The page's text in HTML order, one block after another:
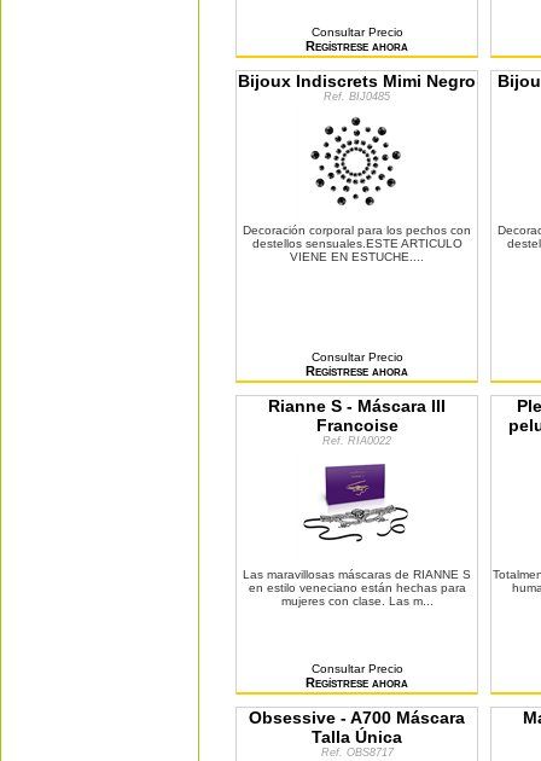
Consultar Precio
Regístrese ahora
Bijoux Indiscrets Mimi Negro
Ref. BIJ0485
Decoración corporal para los pechos con
destellos sensuales.ESTE ARTICULO
VIENE EN ESTUCHE....
Consultar Precio
Regístrese ahora
Rianne S - Máscara III
Francoise
Ref. RIA0022
Las maravillosas máscaras de RIANNE S
en estilo veneciano están hechas para
mujeres con clase. Las m...
Consultar Precio
Regístrese ahora
Obsessive - A700 Máscara
Talla Única
Ref. OBS8717